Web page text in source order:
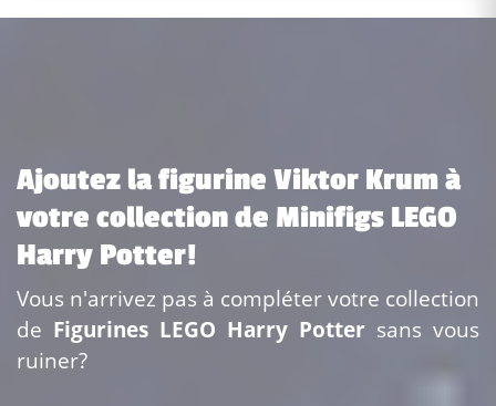
Ajoutez la figurine Viktor Krum à
votre collection de Minifigs LEGO
Harry Potter!
Vous n'arrivez pas à compléter votre collection
de Figurines LEGO Harry Potter sans vous
ruiner?